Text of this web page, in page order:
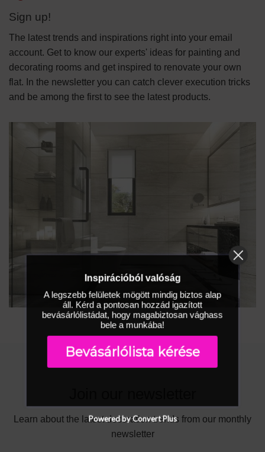
Sign up!
The latest trends and inspirations right into your email
account. Get to know our experts' ideas for painting and
decorating rooms and get inspired to renovate your own
flat. In the newsletter you can catch clever execution tricks
and be among the first to see the latest products.
Learn about the latest decoration trends from our monthly
newsletter
Inspirációból valóság
A legszebb felületek mögött mindig biztos alap
áll. Kérd a pontosan hozzád igazított
bevásárlólistádat, hogy magabiztosan vághass
bele a munkába!
Bevásárlólista kérése
Powered by Convert Plus